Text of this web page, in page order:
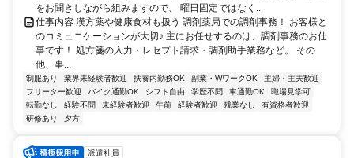
をお聞きしながら組みますので、 曜日固定ではなく...
仕事内容 漢方薬や健康食材も扱う 調剤薬局での調剤事務！ お客様と
のコミュニケーションが大切♪ 主にお任せするのは、調剤事務のお仕
事です！ 処方箋の入力・レセプト請求・調剤助手業務など。 その
他、事...
制服あり 業界未経験者歓迎 扶養内勤務OK 副業・WワークOK
主婦・主夫歓迎
フリーター歓迎
バイク通勤OK シフト自由 学歴不問 車通勤OK
職場見学可
転勤なし
経験不問 未経験者歓迎 午前 経験者歓迎 残業なし
有資格者歓迎
研修あり
夕方
派遣社員